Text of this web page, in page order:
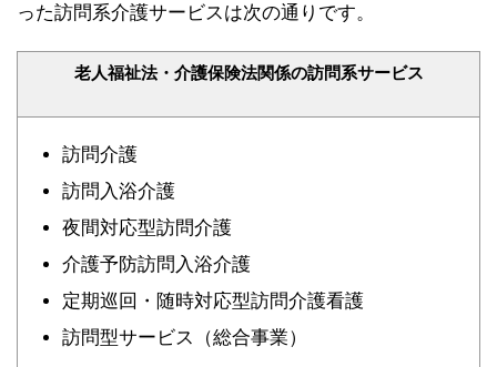
った訪問系介護サービスは次の通りです。
老人福祉法・介護保険法関係の訪問系サービス
訪問介護
訪問入浴介護
夜間対応型訪問介護
介護予防訪問入浴介護
定期巡回・随時対応型訪問介護看護
訪問型サービス（総合事業）